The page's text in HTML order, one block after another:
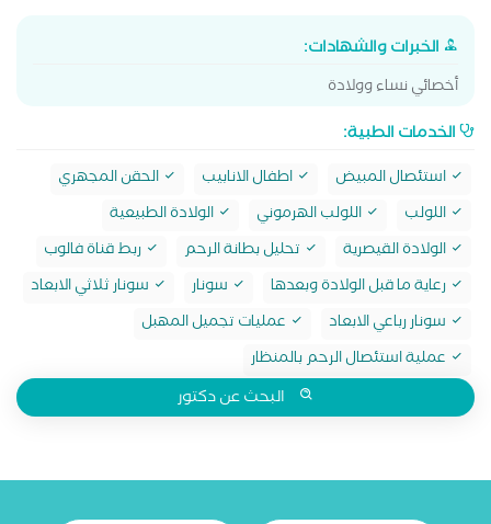
الخبرات والشهادات:
أخصائي نساء وولادة
الخدمات الطبية:
استئصال المبيض اطفال الانابيب
الحقن المجهري
اللولب
اللولب الهرموني
الولادة الطبيعية
الولادة القيصرية
تحليل بطانة الرحم
ربط قناة فالوب
رعاية ما قبل الولادة وبعدها
سونار
سونار ثلاثي الابعاد
سونار رباعي الابعاد
عمليات تجميل المهبل
عملية استئصال الرحم بالمنظار
البحث عن دكتور